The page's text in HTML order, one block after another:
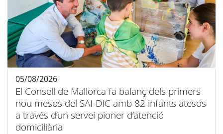
El Consell de Mallorca fa balanç dels primers
nou mesos del SAI-DIC amb 82 infants atesos
a través d’un servei pioner d’atenció
domiciliària
05/08/2026